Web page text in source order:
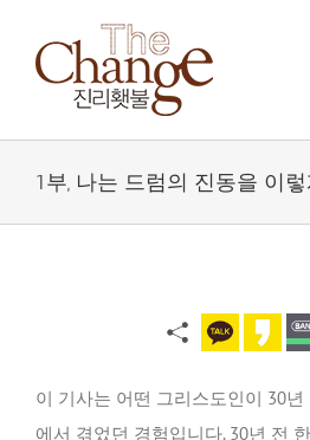
content
1부, 나는 드럼의 진동을 이
이 기사는 어떤 그리스도인이 30
에서 겪었던 경험입니다. 30년 전